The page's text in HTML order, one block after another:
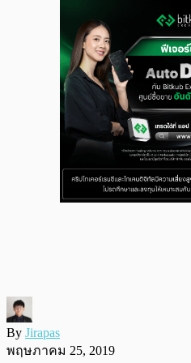
By Jirapas
พฤษภาคม 25, 2019